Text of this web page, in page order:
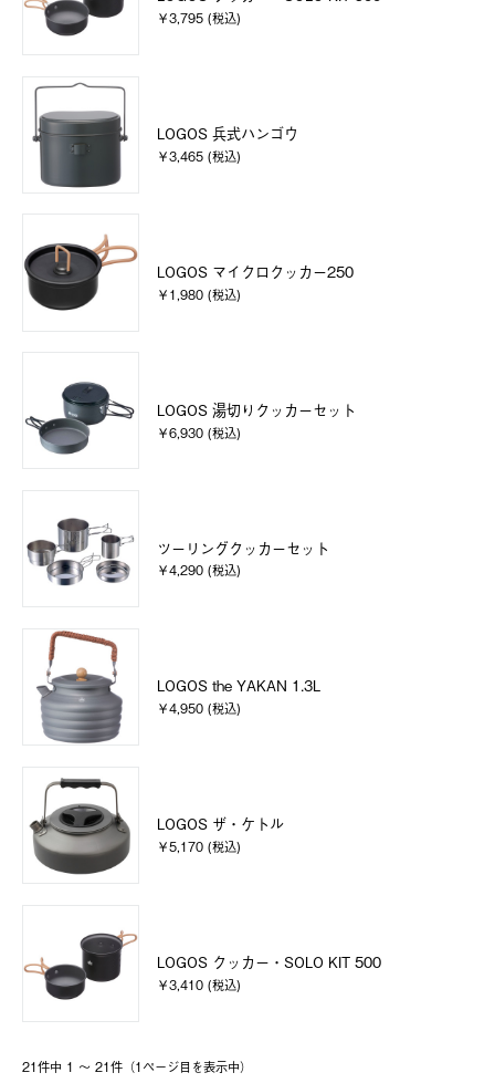
￥3,795 (税込)
LOGOS 兵式ハンゴウ
￥3,465 (税込)
LOGOS マイクロクッカー250
￥1,980 (税込)
LOGOS 湯切りクッカーセット
￥6,930 (税込)
ツーリングクッカーセット
￥4,290 (税込)
LOGOS the YAKAN 1.3L
￥4,950 (税込)
LOGOS ザ・ケトル
￥5,170 (税込)
LOGOS クッカー・SOLO KIT 500
￥3,410 (税込)
21件中 1 〜 21件（1ページ⽬を表⽰中）